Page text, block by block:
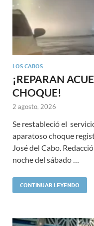
LOS CABOS
¡REPARAN
CHOQUE!
2 agosto, 2026
Se restableció el
aparatoso choque
José del Cabo.
noche del sábado …
CONTINUAR LEYENDO